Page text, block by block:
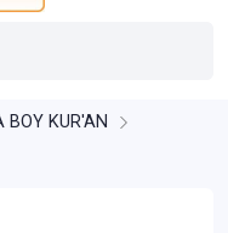
BOY KUR'AN